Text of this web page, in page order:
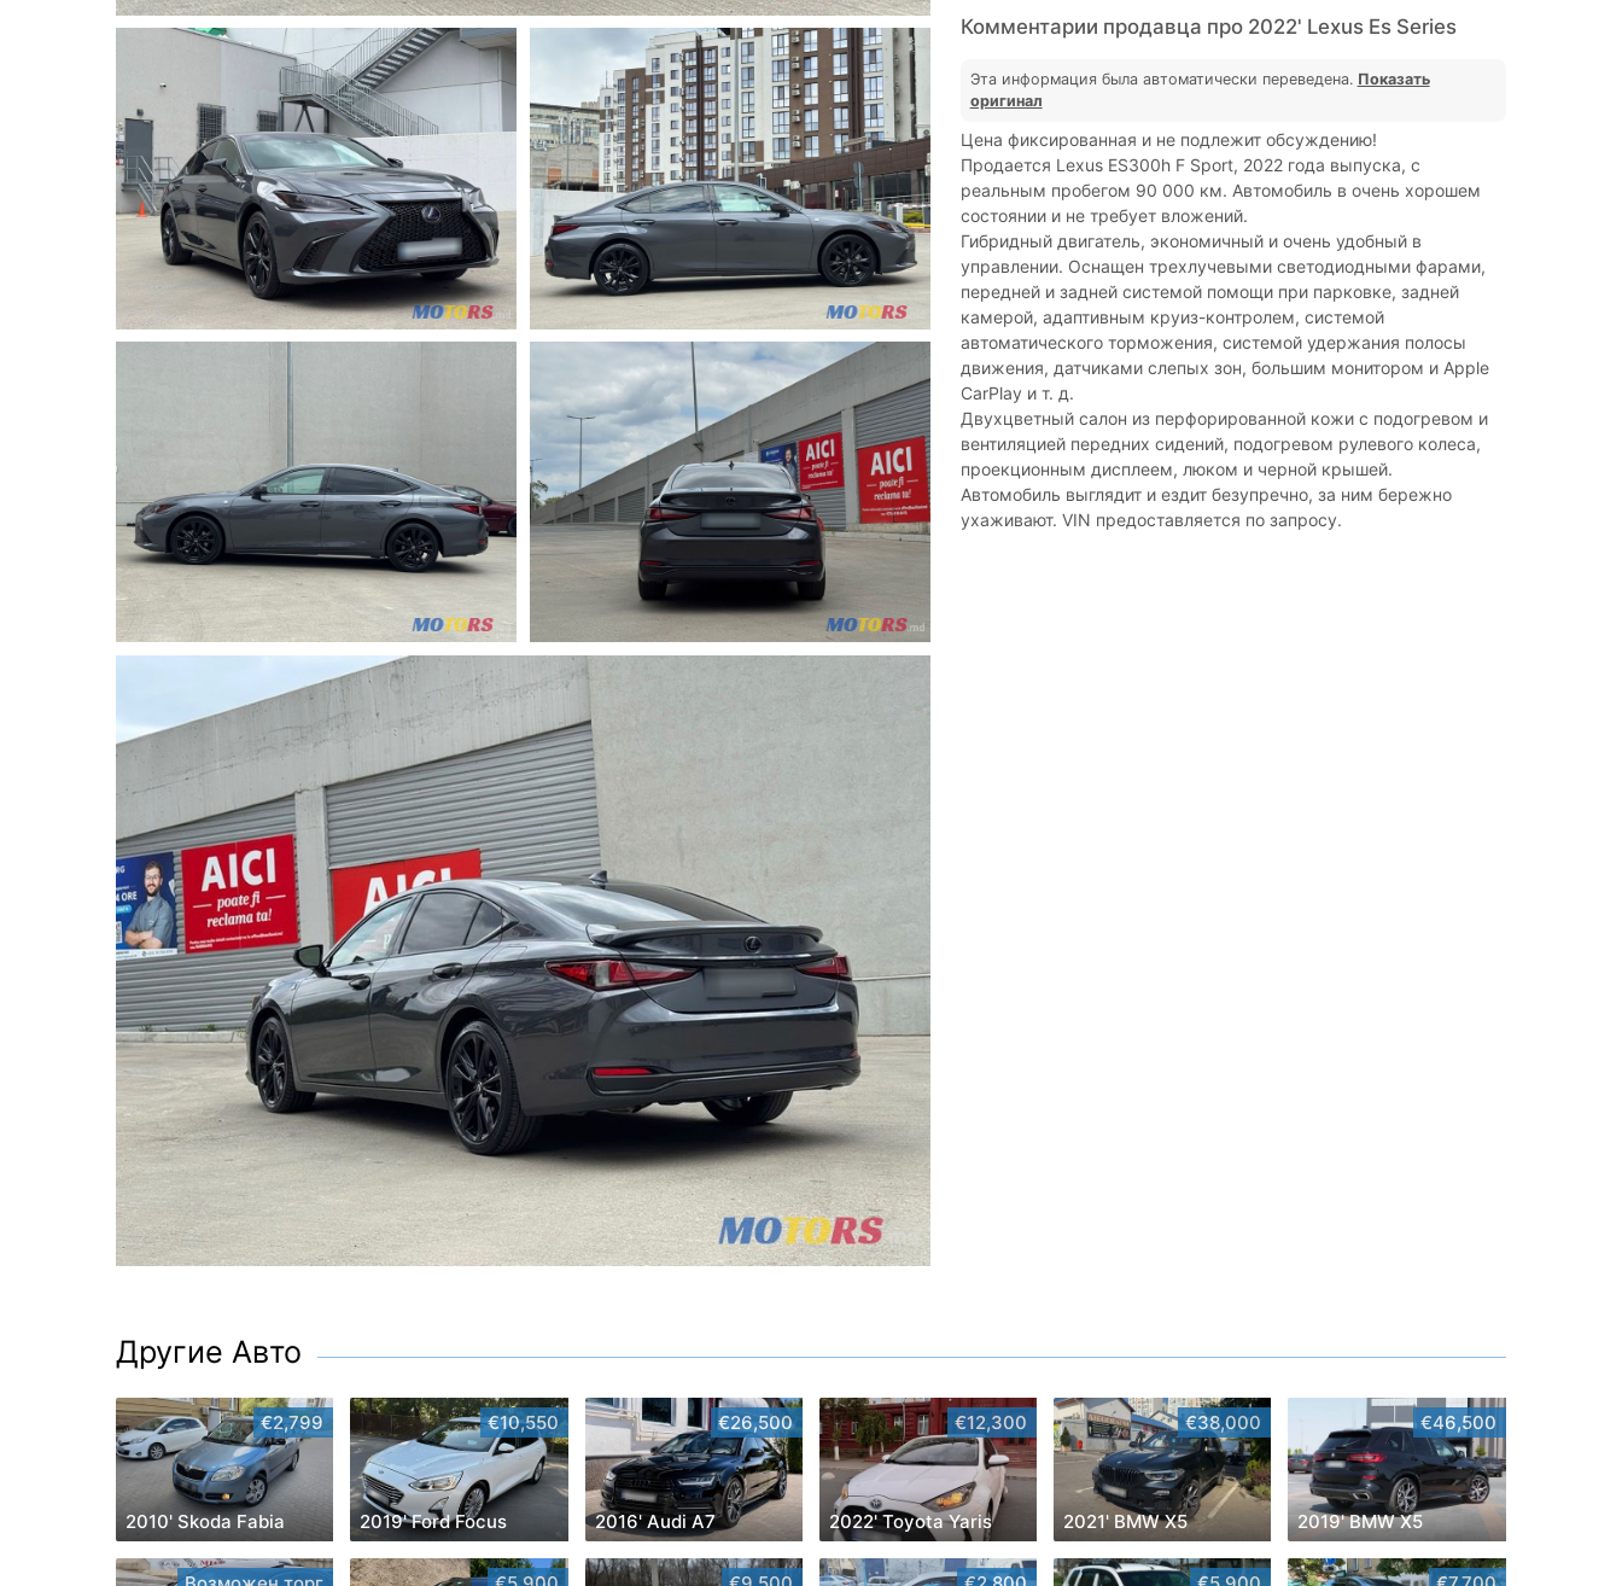
Комментарии продавца про 2022' Lexus Es Series
Эта информация была автоматически переведена. Показать
оригинал
Цена фиксированная и не подлежит обсуждению!
Продается Lexus ES300h F Sport, 2022 года выпуска, с
реальным пробегом 90 000 км. Автомобиль в очень хорошем
состоянии и не требует вложений.
Гибридный двигатель, экономичный и очень удобный в
управлении. Оснащен трехлучевыми светодиодными фарами,
передней и задней системой помощи при парковке, задней
камерой, адаптивным круиз-контролем, системой
автоматического торможения, системой удержания полосы
движения, датчиками слепых зон, большим монитором и Apple
CarPlay и т. д.
Двухцветный салон из перфорированной кожи с подогревом и
вентиляцией передних сидений, подогревом рулевого колеса,
проекционным дисплеем, люком и черной крышей.
Автомобиль выглядит и ездит безупречно, за ним бережно
ухаживают. VIN предоставляется по запросу.
Другие Авто
€2,799
2010' Skoda Fabia
€10,550
2019' Ford Focus
€26,500
2016' Audi A7
€12,300
2022' Toyota Yaris
€38,000
2021' BMW X5
€46,500
2019' BMW X5